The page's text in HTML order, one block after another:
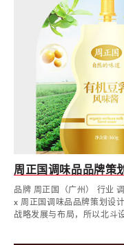
周正国调味品品牌策
品牌 周正国（广州） 行业
x 周正国调味品品牌策划设
战略发展与布局，所以北斗